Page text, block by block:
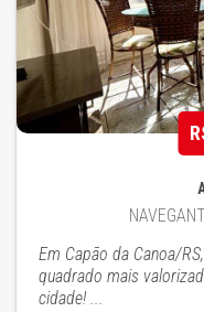
Em Capão da Canoa/
quadrado mais
cidade! ...